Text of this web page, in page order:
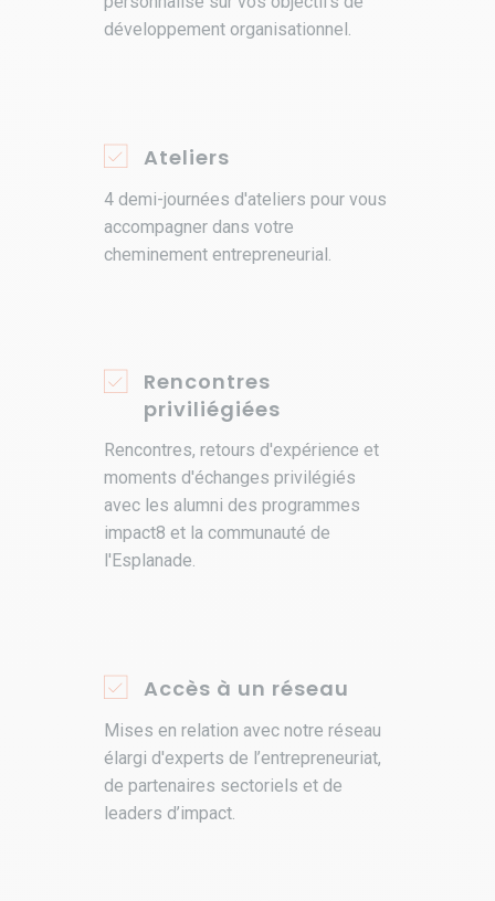
développement organisationnel.
Ateliers
4 demi-journées d'ateliers pour vous
accompagner dans votre
cheminement entrepreneurial.
Rencontres
priviliégiées
Rencontres, retours d'expérience et
moments d'échanges privilégiés
avec les alumni des programmes
impact8 et la communauté de
l'Esplanade.
Accès à un réseau
Mises en relation avec notre réseau
élargi d'experts de l’entrepreneuriat,
de partenaires sectoriels et de
leaders d’impact.